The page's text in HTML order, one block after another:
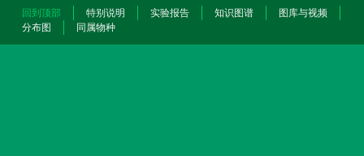
回到顶部 特别说明 实验报告 知识图谱
图库与视频
分布图
同属物种